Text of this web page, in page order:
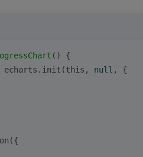
( ) {
echarts.init(this , null , {